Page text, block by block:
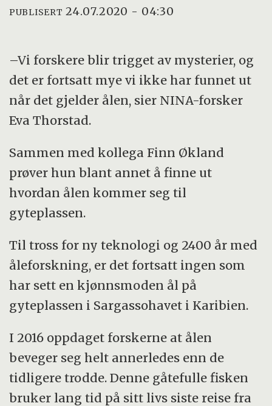
PUBLISERT 24.07.2020 - 04:30
–Vi forskere blir trigget av mysterier, og
det er fortsatt mye vi ikke har funnet ut
når det gjelder ålen, sier NINA-forsker
Eva Thorstad.
Sammen med kollega Finn Økland
prøver hun blant annet å finne ut
hvordan ålen kommer seg til
gyteplassen.
Til tross for ny teknologi og 2400 år med
åleforskning, er det fortsatt ingen som
har sett en kjønnsmoden ål på
gyteplassen i Sargassohavet i Karibien.
I 2016 oppdaget forskerne at ålen
beveger seg helt annerledes enn de
tidligere trodde. Denne gåtefulle fisken
bruker lang tid på sitt livs siste reise fra